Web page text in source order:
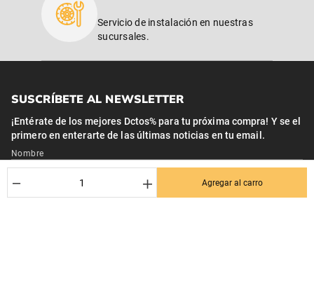
＋
－ Agregar al carro
Servicio de instalación en nuestras
sucursales.
SUSCRÍBETE AL NEWSLETTER
¡Entérate de los mejores Dctos% para tu próxima compra! Y se el
primero en enterarte de las últimas noticias en tu email.
Nombre